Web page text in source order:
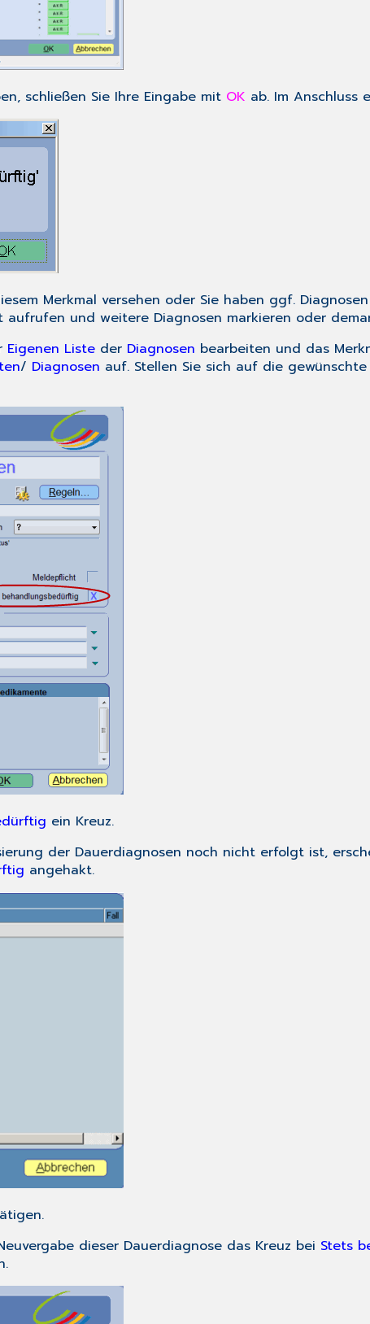
schließen Sie Ihre Eingabe mit OK ab. Im Anschluss
Merkmal versehen oder Sie haben ggf.
und weitere Diagnosen markieren oder
Eigenen Liste der Diagnosen bearbeiten und das
/ Diagnosen auf. Stellen Sie sich auf die
ein Kreuz.
der Dauerdiagnosen noch nicht erfolgt ist,
angehakt.
dieser Dauerdiagnose das Kreuz bei Stets